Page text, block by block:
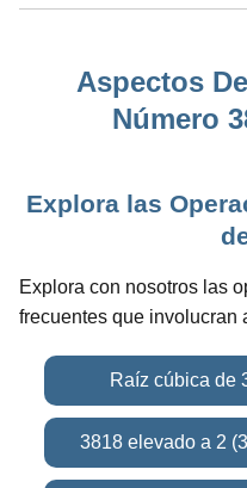
Aspectos
Número
Explora las
Explora con nosotros las
frecuentes que involucran
Raíz cúbica de
3818 elevado a 2